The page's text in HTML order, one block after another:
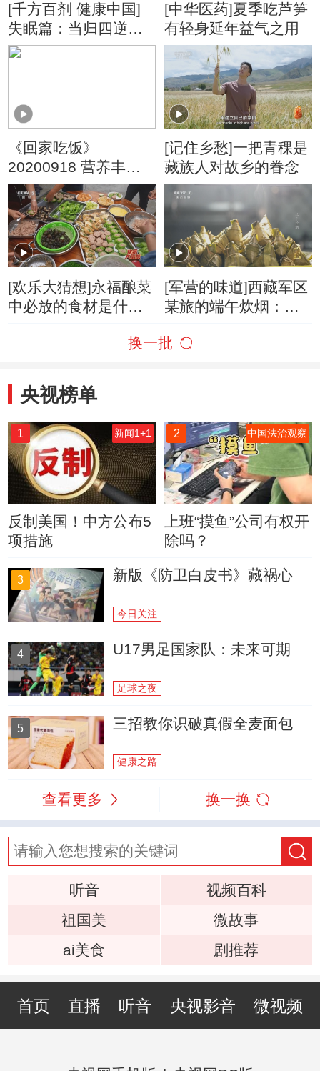
[千方百剂 健康中国]
失眠篇：当归四逆汤
和桂枝汤
[中华医药]夏季吃芦笋
有轻身延年益气之用
《回家吃饭》
20200918 营养丰富
的黏液蔬菜的最佳吃
法
[记住乡愁]一把青稞是
藏族人对故乡的眷念
[欢乐大猜想]永福酿菜
中必放的食材是什
[军营的味道]西藏军区
某旅的端午炊烟：青
黄辣丁
换一批
央视榜单
1 新闻1+1
反制美国！中方公布5
项措施
2 中国法治观察
上班“摸鱼”公司有权开
除吗？
3 新版《防卫白皮书》藏祸心
今日关注
4 U17男足国家队：未来可期
足球之夜
5 三招教你识破真假全麦面包
健康之路
查看更多 换一换
听音
视频百科
祖国美
微故事
ai美食
剧推荐
首页 直播 听音 央视影音 微视频